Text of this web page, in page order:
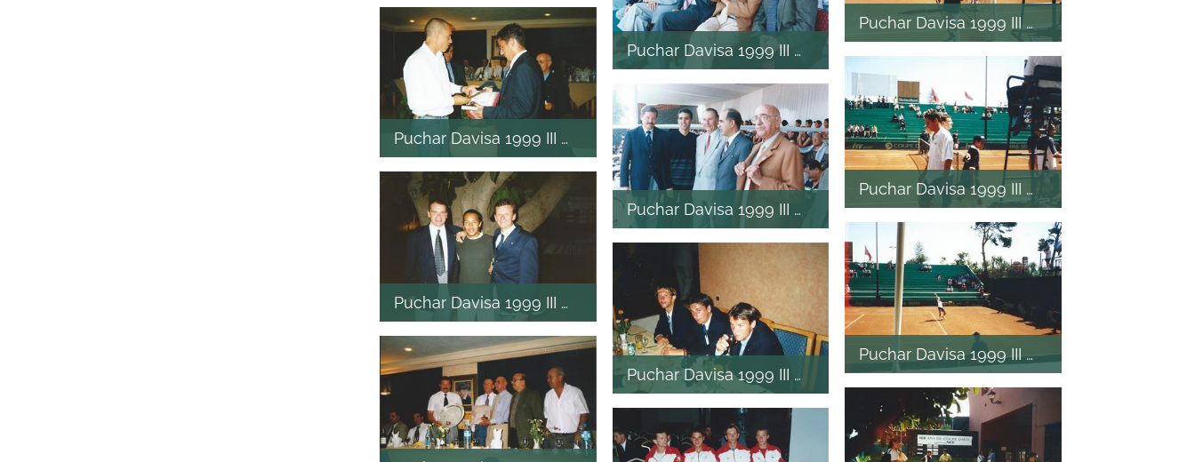
Puchar Davisa 1999 III mecz
Puchar Davisa 1999 III mecz
Puchar Davisa 1999 III mecz
Puchar Davisa 1999 III mecz
Puchar Davisa 1999 III mecz
Puchar Davisa 1999 III mecz
Puchar Davisa 1999 III mecz
Puchar Davisa 1999 III mecz